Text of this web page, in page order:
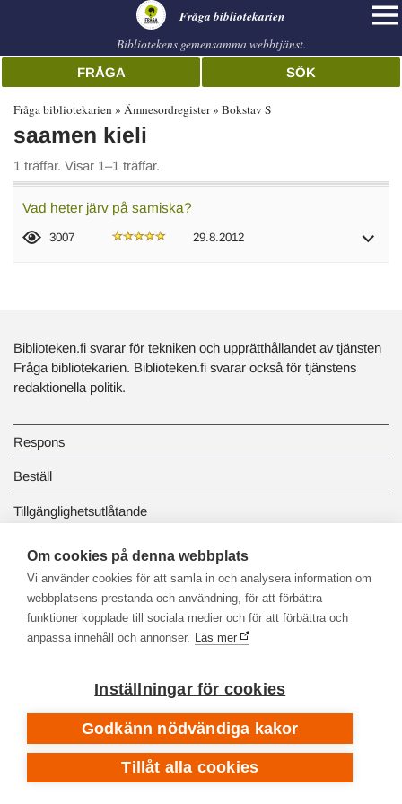
Fråga bibliotekarien
Bibliotekens gemensamma webbtjänst.
FRÅGA SÖK
Fråga bibliotekarien Ämnesordregister Bokstav S
saamen kieli
1 träffar. Visar 1–1 träffar.
Vad heter järv på samiska?
3007 29.8.2012
Biblioteken.fi svarar för tekniken och upprätthållandet av tjänsten
Fråga bibliotekarien. Biblioteken.fi svarar också för tjänstens
redaktionella politik.
Respons
Beställ
Tillgänglighetsutlåtande
Dataskydd och registerbeskrivningar
Länkbiblioteket
Om cookies på denna webbplats
Vi använder cookies för att samla in och analysera information om
webbplatsens prestanda och användning, för att förbättra
funktioner kopplade till sociala medier och för att förbättra och
anpassa innehåll och annonser. Läs mer
Inställningar för cookies
Godkänn nödvändiga kakor
Tillåt alla cookies